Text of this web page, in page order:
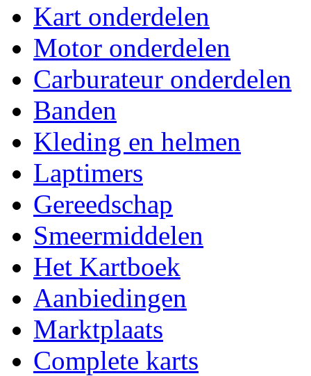
Kart onderdelen
Motor onderdelen
Carburateur onderdelen
Banden
Kleding en helmen
Laptimers
Gereedschap
Smeermiddelen
Het Kartboek
Aanbiedingen
Marktplaats
Complete karts